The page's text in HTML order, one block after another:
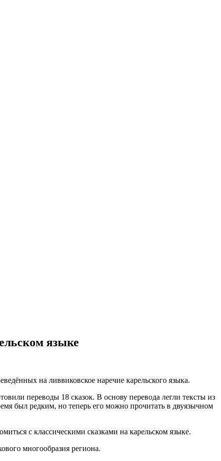
языке
на ливвиковское наречие карельского языка.
переводы 18 сказок. В основу перевода легли тексты из
был редким, но теперь его можно прочитать в двуязычном
с классическими сказками на карельском языке.
многообразия региона.